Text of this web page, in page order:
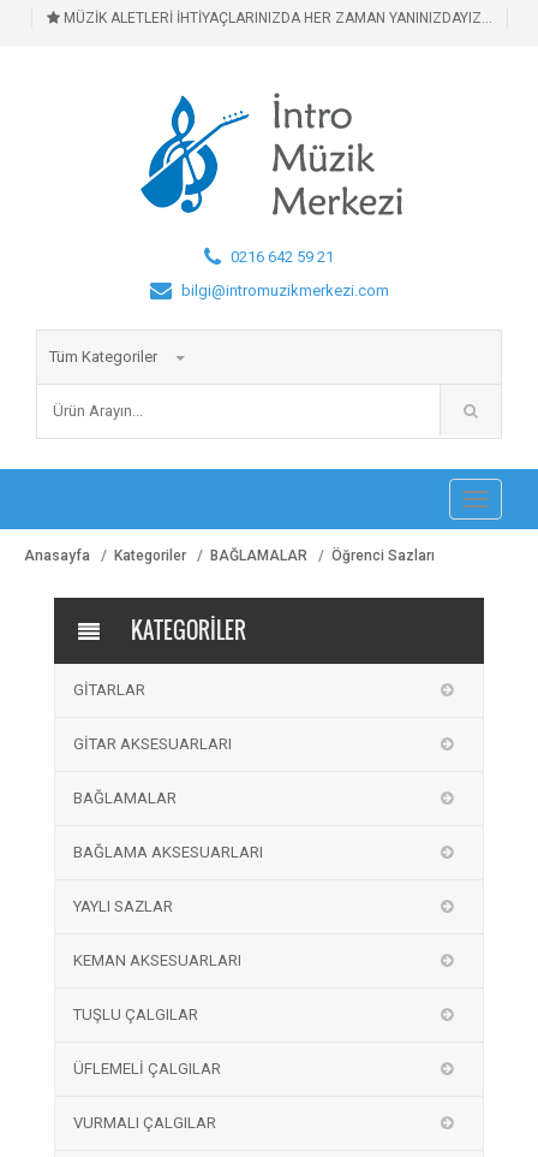
MÜZİK ALETLERİ İHTİYAÇLARINIZDA HER ZAMAN YANINIZDAYIZ...
0216 642 59 21
bilgi@intromuzikmerkezi.com
Tüm Kategoriler
Toggle
Anasayfa Kategoriler BAĞLAMALAR Öğrenci Sazları
KATEGORİLER
GİTARLAR
GİTAR AKSESUARLARI
BAĞLAMALAR
BAĞLAMA AKSESUARLARI
YAYLI SAZLAR
KEMAN AKSESUARLARI
TUŞLU ÇALGILAR
ÜFLEMELİ ÇALGILAR
VURMALI ÇALGILAR